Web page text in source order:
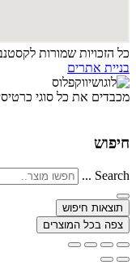
כל הזכויות שמורות
בניית אתרים
מכבדים את כל סוגי
חיפוש
Search ...
תוצאות חיפוש
צפה בכל המוצרים